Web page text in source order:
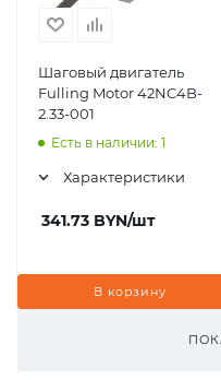
Шаговый двигатель
Fulling Motor 42NC4B-
2.33-001
Есть в наличии: 1
Характеристики
341.73 BYN/шт
В корзину